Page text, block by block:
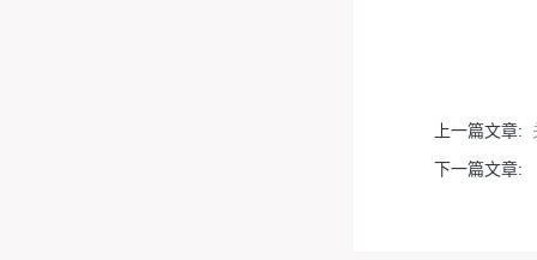
上一篇文章:
下一篇文章: